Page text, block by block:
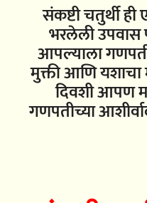
संकष्टी चतुर्थी
भरलेली उपवास
आपल्याला
मुक्ती आणि यशाचा
दिवशी आपण
गणपतीच्या